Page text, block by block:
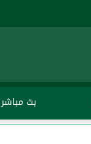
بث مباشر